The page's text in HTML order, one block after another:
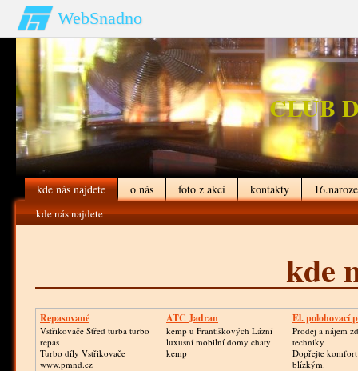
WebSnadno
CLUB
kde nás najdete o nás foto z akcí kontakty
kde nás najdete
kde
Repasované
Turbodmychadlo
Vstřikovače Střed turba turbo
repas
Turbo díly Vstřikovače
www.pmnd.cz
ATC Jadran
kemp u Františkových Lázní
luxusní mobilní domy chaty
kemp
El. polohovací
Prodej a nájem
techniky
Dopřejte
blízkým.